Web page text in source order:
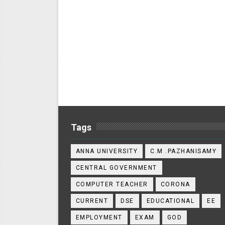
Tags
ANNA UNIVERSITY C.M .PAZHANISAMY
CENTRAL GOVERNMENT
COMPUTER TEACHER CORONA
CURRENT DSE EDUCATIONAL EE
EMPLOYMENT EXAM GOD